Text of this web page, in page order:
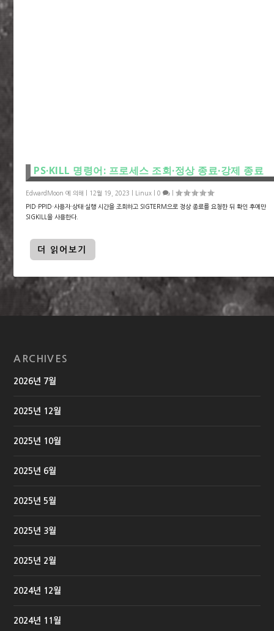
PS·KILL 명령어: 프로세스 조회·정상 종료·강제 종료
EdwardMoon 에 의해 | 12월 19, 2023 Linux |0 |
PID·PPID·사용자·상태·실행 시간을 조회하고 SIGTERM으로 정상 종료를 요청한 뒤 확인 후에만
SIGKILL을 사용한다.
더 읽어보기
ARCHIVES
2026년 7월
2025년 12월
2025년 10월
2025년 6월
2025년 5월
2025년 3월
2025년 2월
2024년 12월
2024년 11월